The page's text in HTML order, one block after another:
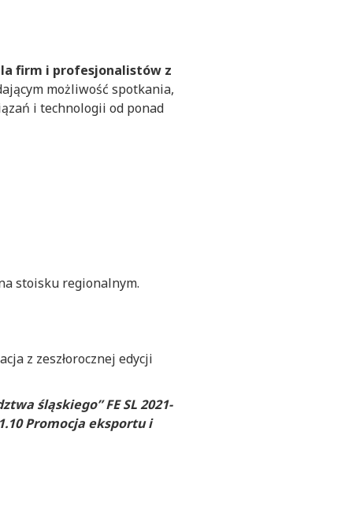
firm i profesjonalistów z
możliwość spotkania,
i technologii od ponad
stoisku regionalnym.
z zeszłorocznej edycji
śląskiego” FE SL 2021-
Promocja eksportu i